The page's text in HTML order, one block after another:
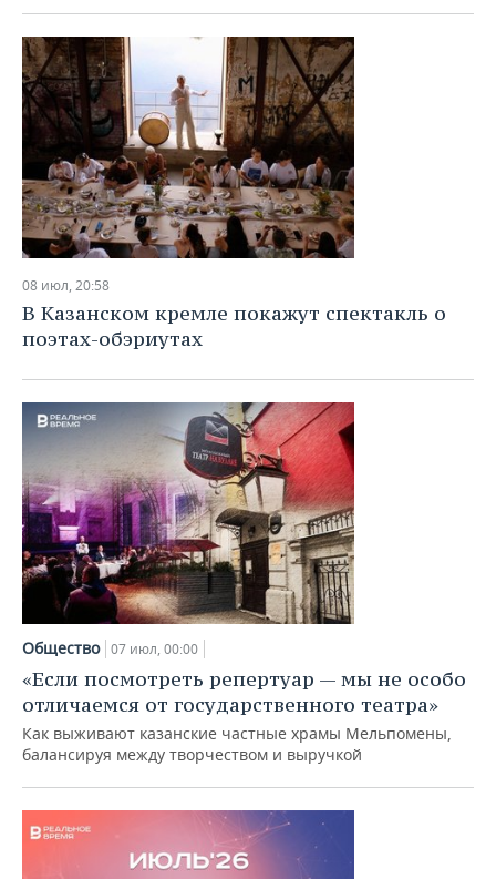
08 июл, 20:58
В Казанском кремле покажут спектакль о
поэтах-обэриутах
Общество 07 июл, 00:00
«Если посмотреть репертуар — мы не особо
отличаемся от государственного театра»
Как выживают казанские частные храмы Мельпомены,
балансируя между творчеством и выручкой